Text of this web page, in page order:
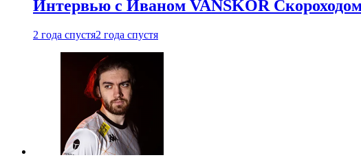
Интервью с Иваном VANSKOR
2 года спустя2 года спустя